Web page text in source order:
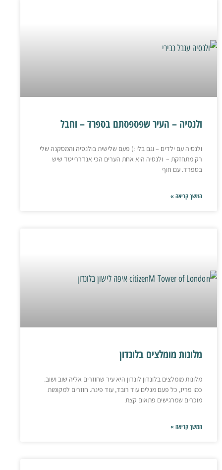
ולנסיה – העיר שפספסתם בספרד – וחבל
ולנסיה עם ילדים – וגם בלי :) פעם שלישית בולנסיה והמסקנה שלי
רק מתחזקת – ולנסיה היא אחת הערים הכי אנדררייטד שיש
בספרד. עם חוף
המשך קריאה »
מלונות מומלצים בלונדון
מלונות מומלצים בלונדון לונדון היא עיר שחוזרים אליה שוב ושוב.
כמו פריז, כל פעם מגלים עוד רובד, עוד פינה. חוזרים למקומות
מוכרים שמרגישים פתאום קצת
המשך קריאה »